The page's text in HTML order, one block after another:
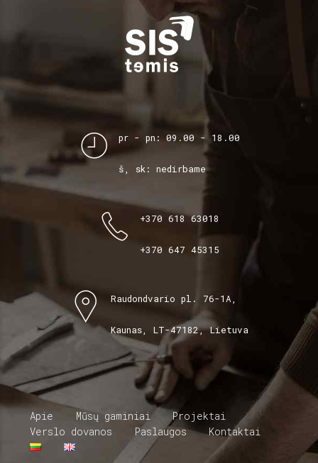
pr - pn: 09.00 - 18.00
š, sk: nedirbame
+370 618 63018
+370 647 45315
Raudondvario pl. 76-1A,
Kaunas, LT-47182, Lietuva
Apie Mūsų gaminiai
Projektai
Verslo dovanos
Paslaugos Kontaktai